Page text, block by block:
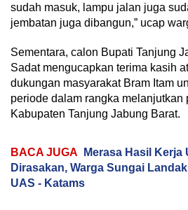
sudah masuk, lampu jalan juga
jembatan juga dibangun,” ucap
Sementara, calon Bupati Tanjung
Sadat mengucapkan terima kasih
dukungan masyarakat Bram Itam
periode dalam rangka melanjutkan
Kabupaten Tanjung Jabung Barat.
BACA JUGA
Merasa Hasil Kerja
Dirasakan, Warga Sungai
UAS - Katams